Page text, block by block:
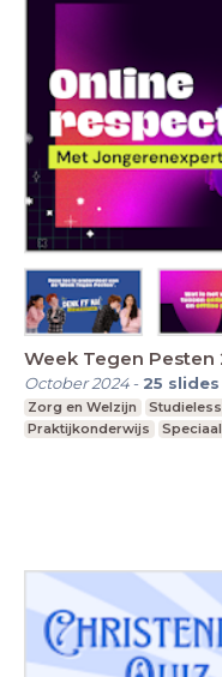
Week Tegen
October 2024- 25 slides
Zorg en Welzijn
Praktijkonderwijs